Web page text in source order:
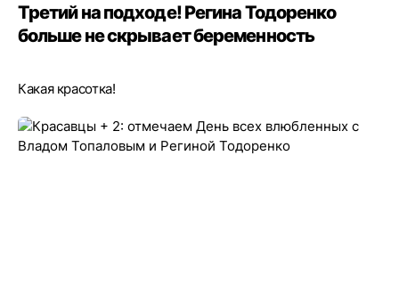
Третий на подходе! Регина Тодоренко
больше не скрывает беременность
Какая красотка!